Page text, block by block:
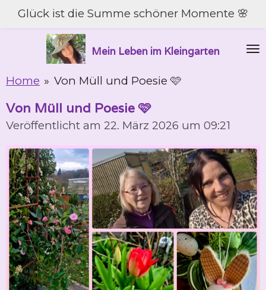
Zum
springen
Mein Leben im Kleingarten
Glück ist die Summe schöner Momente 🌸
Home » Von Müll und Poesie 🩷
Von Müll und Poesie 🩷
Veröffentlicht am 22. März 2026 um 09:21